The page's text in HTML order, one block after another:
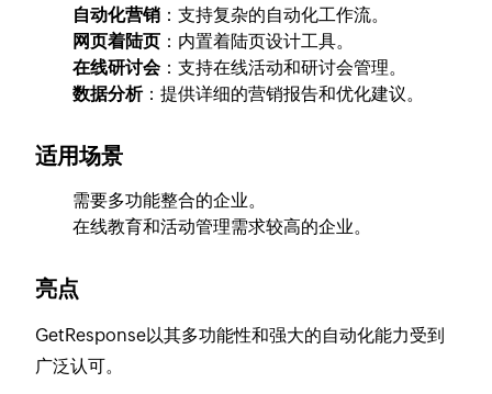
自动化营销 ：支持复杂的自动化工作流。
网页着陆页 ：内置着陆页设计工具。
在线研讨会：支持在线活动和研讨会管理。
数据分析：提供详细的营销报告和优化建议。
适用场景
需要多功能整合的企业。
在线教育和活动管理需求较高的企业。
亮点
GetResponse以其多功能性和强大的自动化能力受到
广泛认可。